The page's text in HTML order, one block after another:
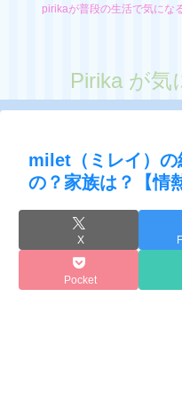
pirikaが普段の生活で気にな
Pirika が気
milet（ミレイ）の
の？家族は？【情
X
Pocket